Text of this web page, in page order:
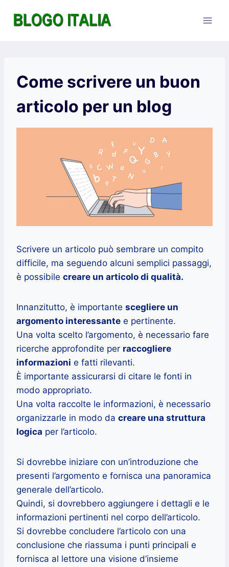
Come scrivere un buon
articolo per un blog
Scrivere un articolo può sembrare un compito
difficile, ma seguendo alcuni semplici passaggi,
è possibile creare un articolo di qualità.
Innanzitutto, è importante scegliere un
argomento interessante e pertinente.
Una volta scelto l’argomento, è necessario fare
ricerche approfondite per raccogliere
informazioni e fatti rilevanti.
È importante assicurarsi di citare le fonti in
modo appropriato.
Una volta raccolte le informazioni, è necessario
organizzarle in modo da creare una struttura
logica per l’articolo.
Si dovrebbe iniziare con un’introduzione che
presenti l’argomento e fornisca una panoramica
generale dell’articolo.
Quindi, si dovrebbero aggiungere i dettagli e le
informazioni pertinenti nel corpo dell’articolo.
Si dovrebbe concludere l’articolo con una
conclusione che riassuma i punti principali e
fornisca al lettore una visione d’insieme